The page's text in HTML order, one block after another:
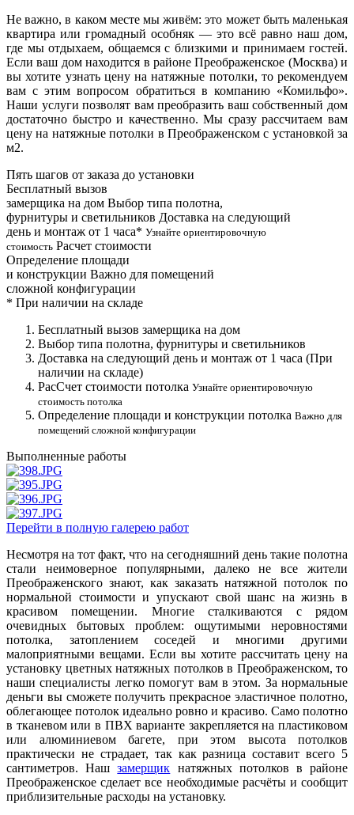
Не важно, в каком месте мы живём: это может быть маленькая
квартира или громадный особняк — это всё равно наш дом,
где мы отдыхаем, общаемся с близкими и принимаем гостей.
Если ваш дом находится в районе Преображенское (Москва) и
вы хотите узнать цену на натяжные потолки, то рекомендуем
вам с этим вопросом обратиться в компанию «Комильфо».
Наши услуги позволят вам преобразить ваш собственный дом
достаточно быстро и качественно. Мы сразу рассчитаем вам
цену на натяжные потолки в Преображенском с установкой за
м2.
Пять шагов от заказа до установки
Бесплатный вызов
замерщика на дом Выбор типа полотна,
фурнитуры и светильников Доставка на следующий
день и монтаж от 1 часа* Узнайте ориентировочную
стоимость Расчет стоимости
Определение площади
и конструкции Важно для помещений
сложной конфигурации
* При наличии на складе
Бесплатный вызов замерщика на дом
Выбор типа полотна, фурнитуры и светильников
Доставка на следующий день и монтаж от 1 часа (При
наличии на складе)
РасСчет стоимости потолка Узнайте ориентировочную
стоимость потолка
Определение площади и конструкции потолка Важно для
помещений сложной конфигурации
Выполненные работы
Перейти в полную галерею работ
Несмотря на тот факт, что на сегодняшний день такие полотна
стали неимоверное популярными, далеко не все жители
Преображенского знают, как заказать натяжной потолок по
нормальной стоимости и упускают свой шанс на жизнь в
красивом помещении. Многие сталкиваются с рядом
очевидных бытовых проблем: ощутимыми неровностями
потолка, затоплением соседей и многими другими
малоприятными вещами. Если вы хотите рассчитать цену на
установку цветных натяжных потолков в Преображенском, то
наши специалисты легко помогут вам в этом. За нормальные
деньги вы сможете получить прекрасное эластичное полотно,
облегающее потолок идеально ровно и красиво. Само полотно
в тканевом или в ПВХ варианте закрепляется на пластиковом
или алюминиевом багете, при этом высота потолков
практически не страдает, так как разница составит всего 5
сантиметров. Нашзамерщик натяжных потолков в районе
Преображенское сделает все необходимые расчёты и сообщит
приблизительные расходы на установку.